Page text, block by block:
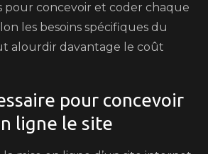
pour concevoir et coder chaque
les besoins spécifiques du
alourdir davantage le coût
pour concevoir
ligne le site